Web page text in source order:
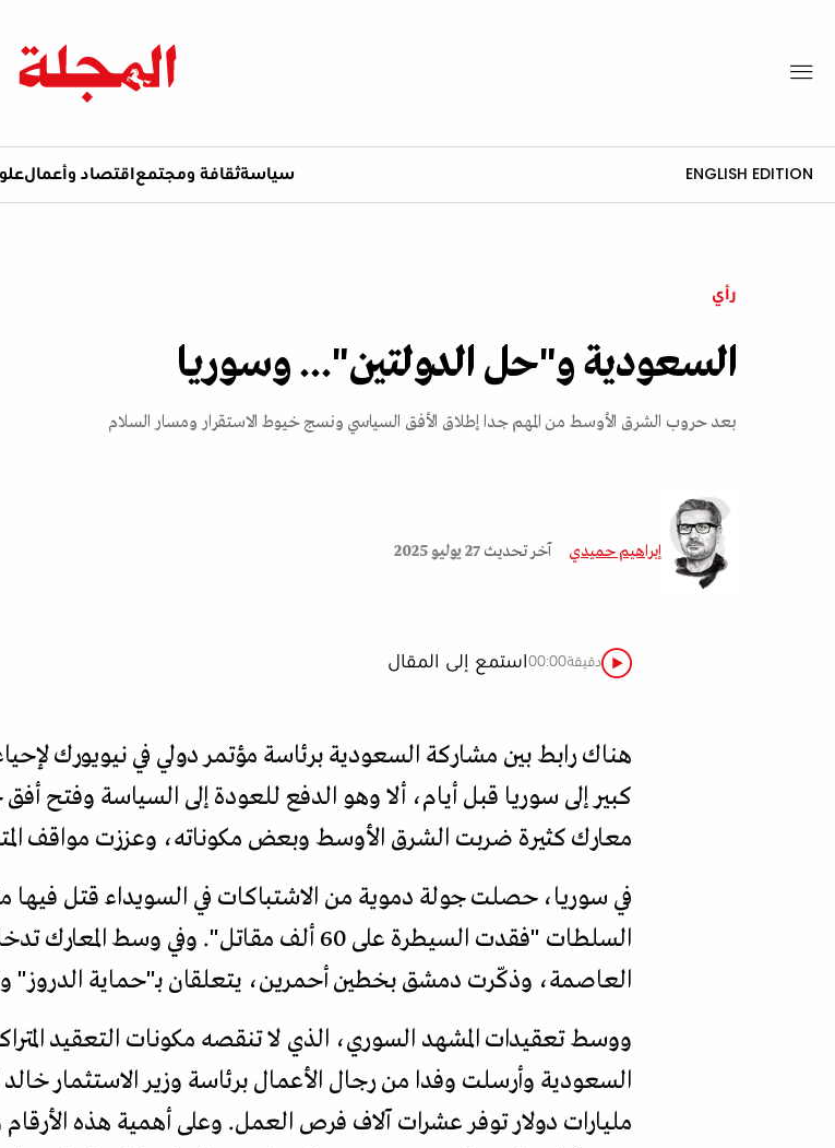
ENGLISH EDITION سياسةثقافة ومجتمع اقتصاد وأعمال
رأي
السعودية و"حل الدولتين"... وسوريا
بعد حروب الشرق الأوسط من المهم جدا إطلاق الأفق السياسي ونسج خيوط الاستقرار ومسار السلام
إبراهيم حميدي آخر تحديث 27 يوليو 2025
استمع إلى المقال00:00دقيقة
هناك رابط بين مشاركة السعودية برئاسة مؤتمر دولي في نيويورك
كبير إلى سوريا قبل أيام، ألا وهو الدفع للعودة إلى السياسة وفتح
معارك كثيرة ضربت الشرق الأوسط وبعض مكوناته، وعززت مواقف
في سوريا، حصلت جولة دموية من الاشتباكات في السويداء قتل فيها
السلطات "فقدت السيطرة على 60 ألف مقاتل".
العاصمة، وذكّرت دمشق بخطين أحمرين، يتعلقان بـ"حماية الدروز"
ووسط تعقيدات المشهد السوري، الذي لا تنقصه مكونات التعقيد
السعودية وأرسلت وفدا من رجال الأعمال برئاسة وزير الاستثمار
مليارات دولار توفر عشرات آلاف فرص العمل. وعلى أهمية هذه الأرقام